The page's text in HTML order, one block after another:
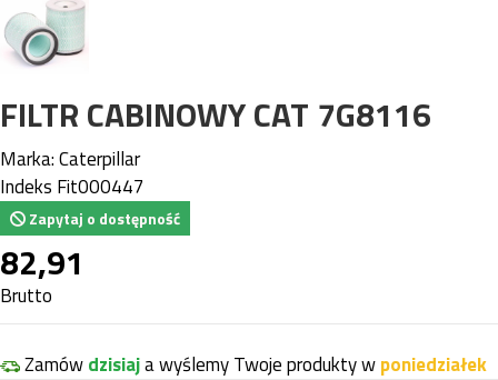
FILTR CABINOWY CAT 7G8116
Marka:Caterpillar
Indeks Fit000447
Zapytaj o dostępność
82,91
Brutto
Zamówdzisiaja wyślemy Twoje produkty wponiedziałek